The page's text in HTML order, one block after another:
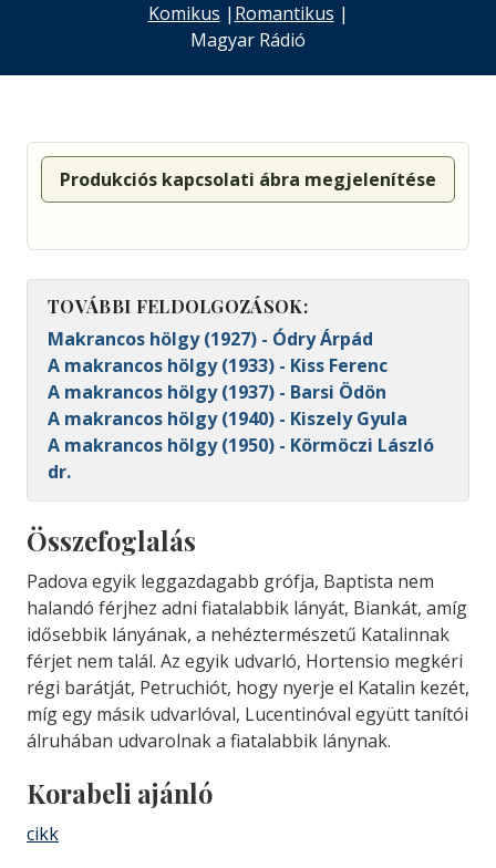
Komikus | Romantikus |
Magyar Rádió
Produkciós kapcsolati ábra megjelenítése
TOVÁBBI FELDOLGOZÁSOK:
Makrancos hölgy (1927) - Ódry Árpád
A makrancos hölgy (1933) - Kiss Ferenc
A makrancos hölgy (1937) - Barsi Ödön
A makrancos hölgy (1940) - Kiszely Gyula
A makrancos hölgy (1950) - Körmöczi László
dr.
Összefoglalás
Padova egyik leggazdagabb grófja, Baptista nem
halandó férjhez adni fiatalabbik lányát, Biankát, amíg
idősebbik lányának, a nehéztermészetű Katalinnak
férjet nem talál. Az egyik udvarló, Hortensio megkéri
régi barátját, Petruchiót, hogy nyerje el Katalin kezét,
míg egy másik udvarlóval, Lucentinóval együtt tanítói
álruhában udvarolnak a fiatalabbik lánynak.
Korabeli ajánló
cikk